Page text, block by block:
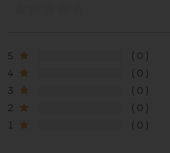
5
0
4
0
3
0
2
0
1
0